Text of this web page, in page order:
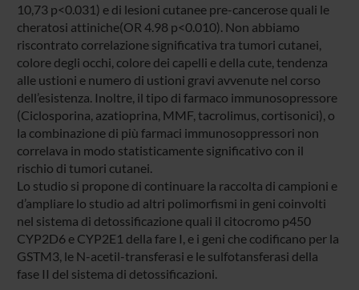
10,73 p<0.031) e di lesioni cutanee pre-cancerose quali le
cheratosi attiniche(OR 4.98 p<0.010). Non abbiamo
riscontrato correlazione significativa tra tumori cutanei,
colore degli occhi, colore dei capelli e della cute, tendenza
alle ustioni e numero di ustioni gravi avvenute nel corso
dell’esistenza. Inoltre, il tipo di farmaco immunosopressore
(Ciclosporina, azatioprina, MMF, tacrolimus, cortisonici), o
la combinazione di più farmaci immunosoppressori non
correlava in modo statisticamente significativo con il
rischio di tumori cutanei.
Lo studio si propone di continuare la raccolta di campioni e
d’ampliare lo studio ad altri polimorfismi in geni coinvolti
nel sistema di detossificazione quali il citocromo p450
CYP2D6 e CYP2E1 della fare I, e i geni che codificano per la
GSTM3, le N-acetil-transferasi e le sulfotansferasi della
fase II del sistema di detossificazioni.